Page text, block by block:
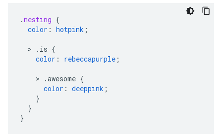
.nesting {
color : hotpink ;
> .is {
color : rebeccapurple ;
> .awesome {
color : deeppink ;
}
}
}